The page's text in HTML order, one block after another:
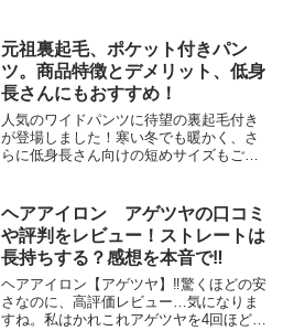
した。今回は、関西で放送されている
『せやねん！』2read more
元祖裏起毛、ポケット付きパン
ツ。商品特徴とデメリット、低身
長さんにもおすすめ！
人気のワイドパンツに待望の裏起毛付き
が登場しました！寒い冬でも暖かく、さ
らに低身長さん向けの短めサイズもご用
んな着心地も魅力的。ワンマイルウェア
としても活躍するアイテムread more
ヘアアイロン アゲツヤの口コミ
や評判をレビュー！ストレートは
長持ちする？感想を本音で‼︎
ヘアアイロン【アゲツヤ】‼︎驚くほどの安
さなのに、高評価レビュー…気になりま
すね。私はかれこれアゲツヤを4回ほどリ